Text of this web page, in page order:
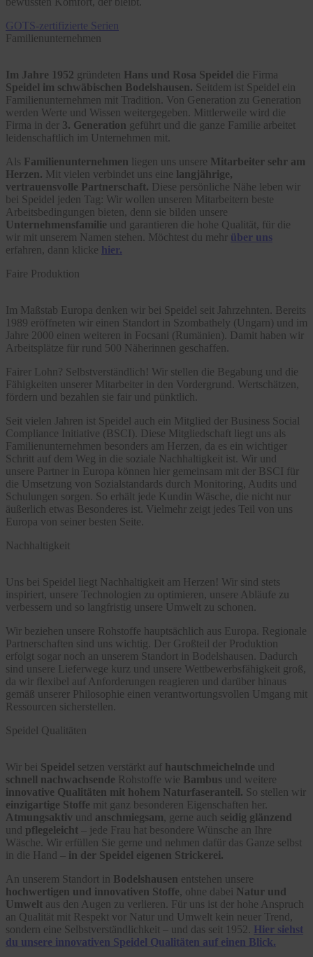
GOTS-zertifizierte Serien
Familienunternehmen
Im Jahre 1952 gründeten Hans und Rosa Speidel die Firma
Speidel im schwäbischen Bodelshausen. Seitdem ist Speidel ein
Familienunternehmen mit Tradition. Von Generation zu Generation
werden Werte und Wissen weitergegeben. Mittlerweile wird die
Firma in der 3. Generation geführt und die ganze Familie arbeitet
leidenschaftlich im Unternehmen mit.
Als Familienunternehmen liegen uns unsere Mitarbeiter sehr am
Herzen. Mit vielen verbindet uns eine langjährige,
vertrauensvolle Partnerschaft. Diese persönliche Nähe leben wir
bei Speidel jeden Tag: Wir wollen unseren Mitarbeitern beste
Arbeitsbedingungen bieten, denn sie bilden unsere
Unternehmensfamilie und garantieren die hohe Qualität, für die
wir mit unserem Namen stehen. Möchtest du mehr über uns
erfahren, dann klicke hier.
Faire Produktion
Im Maßstab Europa denken wir bei Speidel seit Jahrzehnten. Bereits
1989 eröffneten wir einen Standort in Szombathely (Ungarn) und im
Jahre 2000 einen weiteren in Focsani (Rumänien). Damit haben wir
Arbeitsplätze für rund 500 Näherinnen geschaffen.
Fairer Lohn? Selbstverständlich! Wir stellen die Begabung und die
Fähigkeiten unserer Mitarbeiter in den Vordergrund. Wertschätzen,
fördern und bezahlen sie fair und pünktlich.
Seit vielen Jahren ist Speidel auch ein Mitglied der Business Social
Compliance Initiative (BSCI). Diese Mitgliedschaft liegt uns als
Familienunternehmen besonders am Herzen, da es ein wichtiger
Schritt auf dem Weg in die soziale Nachhaltigkeit ist. Wir und
unsere Partner in Europa können hier gemeinsam mit der BSCI für
die Umsetzung von Sozialstandards durch Monitoring, Audits und
Schulungen sorgen. So erhält jede Kundin Wäsche, die nicht nur
äußerlich etwas Besonderes ist. Vielmehr zeigt jedes Teil von uns
Europa von seiner besten Seite.
Nachhaltigkeit
Uns bei Speidel liegt Nachhaltigkeit am Herzen! Wir sind stets
inspiriert, unsere Technologien zu optimieren, unsere Abläufe zu
verbessern und so langfristig unsere Umwelt zu schonen.
Wir beziehen unsere Rohstoffe hauptsächlich aus Europa. Regionale
Partnerschaften sind uns wichtig. Der Großteil der Produktion
erfolgt sogar noch an unserem Standort in Bodelshausen. Dadurch
sind unsere Lieferwege kurz und unsere Wettbewerbsfähigkeit groß,
da wir flexibel auf Anforderungen reagieren und darüber hinaus
gemäß unserer Philosophie einen verantwortungsvollen Umgang mit
Ressourcen sicherstellen.
Speidel Qualitäten
Wir bei Speidel setzen verstärkt auf hautschmeichelnde und
schnell nachwachsende Rohstoffe wie Bambus und weitere
innovative Qualitäten mit hohem Naturfaseranteil. So stellen wir
einzigartige Stoffe mit ganz besonderen Eigenschaften her.
Atmungsaktiv und anschmiegsam, gerne auch seidig glänzend
und pflegeleicht – jede Frau hat besondere Wünsche an Ihre
Wäsche. Wir erfüllen Sie gerne und nehmen dafür das Ganze selbst
in die Hand – in der Speidel eigenen Strickerei.
An unserem Standort in Bodelshausen entstehen unsere
hochwertigen und innovativen Stoffe, ohne dabei Natur und
Umwelt aus den Augen zu verlieren. Für uns ist der hohe Anspruch
an Qualität mit Respekt vor Natur und Umwelt kein neuer Trend,
sondern eine Selbstverständlichkeit – und das seit 1952. Hier siehst
du unsere innovativen Speidel Qualitäten auf einen Blick.